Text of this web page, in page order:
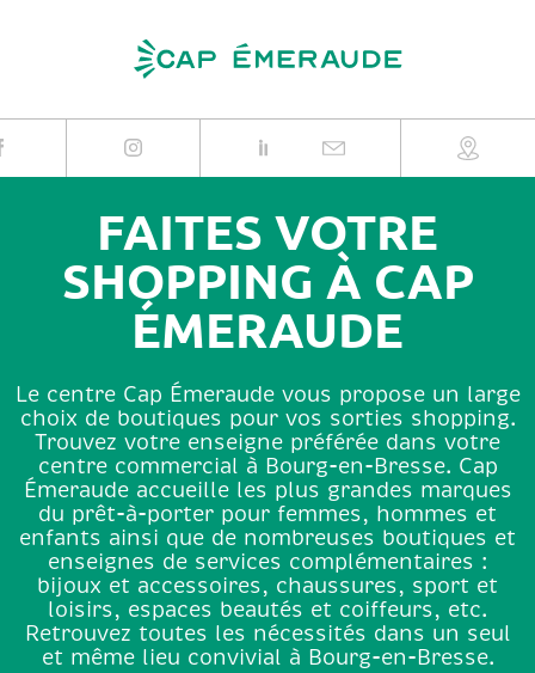
FAITES VOTRE
SHOPPING À CAP
ÉMERAUDE
Le centre Cap Émeraude vous propose un large
choix de boutiques pour vos sorties shopping.
Trouvez votre enseigne préférée dans votre
centre commercial à Bourg-en-Bresse. Cap
Émeraude accueille les plus grandes marques
du prêt-à-porter pour femmes, hommes et
enfants ainsi que de nombreuses boutiques et
enseignes de services complémentaires :
bijoux et accessoires, chaussures, sport et
loisirs, espaces beautés et coiffeurs, etc.
Retrouvez toutes les nécessités dans un seul
et même lieu convivial à Bourg-en-Bresse.